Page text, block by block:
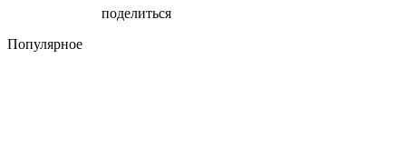
поделиться
Популярное